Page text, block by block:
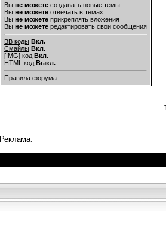
Вы не можете создавать новые темы
Вы не можете отвечать в темах
Вы не можете прикреплять вложения
Вы не можете редактировать свои сообщения
BB коды Вкл.
Смайлы Вкл.
[IMG] код Вкл.
HTML код Выкл.
Правила форума
Реклама: